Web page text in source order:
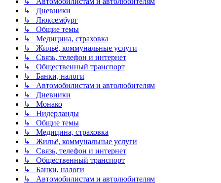
↳ Дневники
↳ Люксембург
↳ Общие темы
↳ Медицина, страховка
↳ Жильё, коммунальные услуги
↳ Связь, телефон и интернет
↳ Общественный транспорт
↳ Банки, налоги
↳ Автомобилистам и автолюбителям
↳ Дневники
↳ Монако
↳ Нидерланды
↳ Общие темы
↳ Медицина, страховка
↳ Жильё, коммунальные услуги
↳ Связь, телефон и интернет
↳ Общественный транспорт
↳ Банки, налоги
↳ Автомобилистам и автолюбителям